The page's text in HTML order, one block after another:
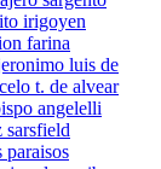
irigoyen
farina
luis de
t. de alvear
angelelli
sarsfield
paraisos